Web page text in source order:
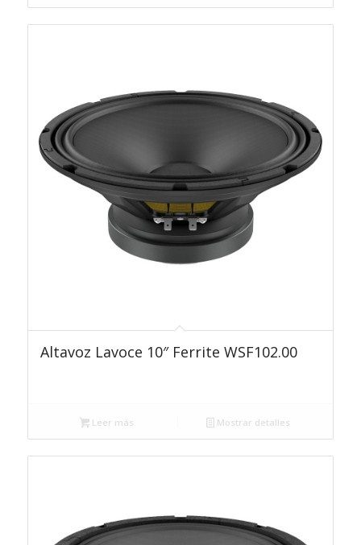
Altavoz Lavoce 10″ Ferrite WSF102.00
Leer más Mostrar detalles